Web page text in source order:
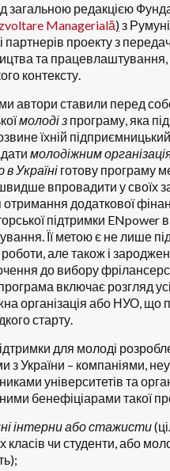
редакцією
Managerială)з
партнерів проекту з
та працевлаштування,
контексту.
автори ставили перед
молоді зпрограму, яка
їхній
молодіжним
Україніготову програму
впровадити у своїх
додаткової
підтримки ENpower
Її метою є не лише
але також і
до вибору
включає розгляд
організація або НУО,
старту.
для молоді
з України – компаніями,
університетів та
бенефіціарами такої
інтерни або стажисти
класів чи студенти, або